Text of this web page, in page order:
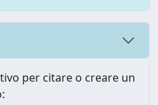
per citare o creare un